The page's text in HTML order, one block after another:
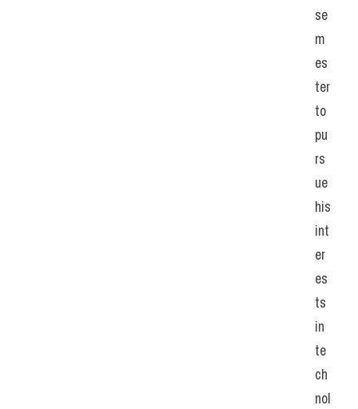
se
m
es
ter
to
pu
rs
ue
his
int
er
es
ts
in
te
ch
nol